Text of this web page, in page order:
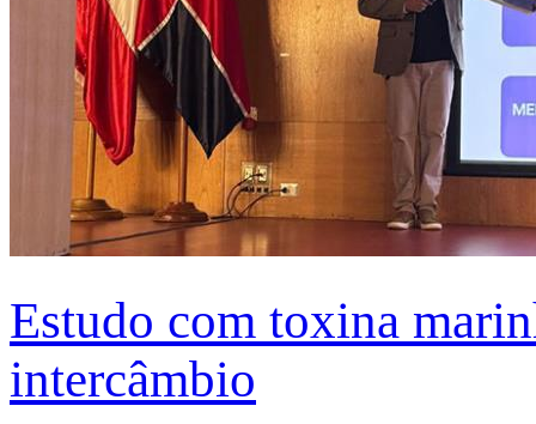
Estudo com toxina
intercâmbio